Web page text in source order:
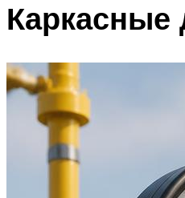
Каркасные